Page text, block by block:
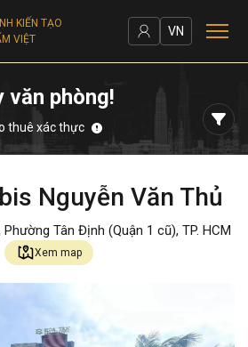
KIẾN TẠO
VIỆT
VN
văn phòng!
thuê xác thực
Nguyễn Văn Thủ
Tân Định (Quận 1 cũ), TP. HCM
Xem map